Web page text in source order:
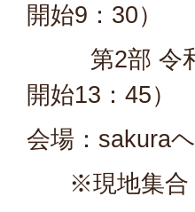
開始9：30）
第2部 令和8
開始13：45）
会場：sakura
※現地集合